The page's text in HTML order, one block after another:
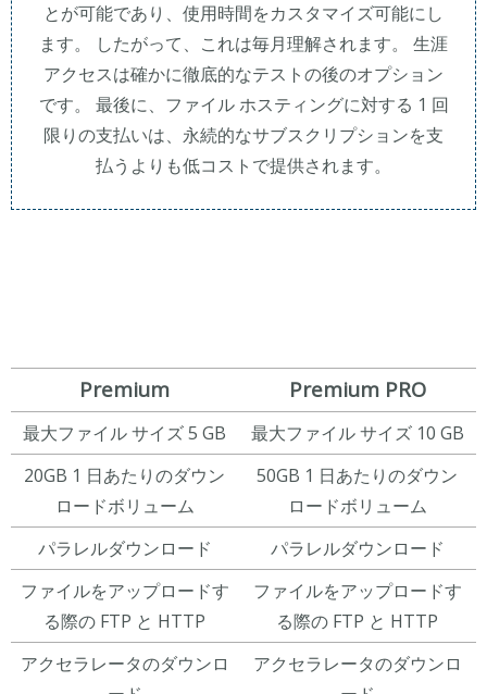
とが可能であり、使用時間をカスタマイズ可能にし
ます。 したがって、これは毎月理解されます。 生涯
アクセスは確かに徹底的なテストの後のオプション
です。 最後に、ファイル ホスティングに対する 1 回
限りの支払いは、永続的なサブスクリプションを支
払うよりも低コストで提供されます。
Premium Premium PRO
最大ファイル サイズ 5 GB
最大ファイル サイズ 10 GB
20GB 1 日あたりのダウン
ロードボリューム
50GB 1 日あたりのダウン
ロードボリューム
パラレルダウンロード
パラレルダウンロード
ファイルをアップロードす
る際の FTP と HTTP
ファイルをアップロードす
る際の FTP と HTTP
アクセラレータのダウンロ
アクセラレータのダウンロ